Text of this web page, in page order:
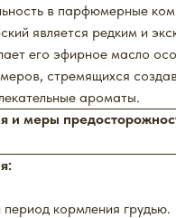
в парфюмерные
является редким и
его эфирное масло
стремящихся
ароматы.
и меры
кормления грудью.